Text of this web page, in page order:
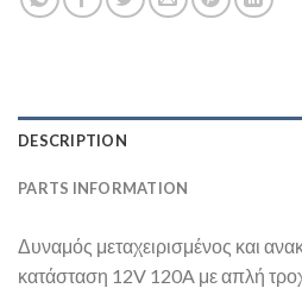
DESCRIPTION
PARTS INFORMATION
Δυναμός μεταχειρισμένος και
κατάσταση 12V 120A με απλή